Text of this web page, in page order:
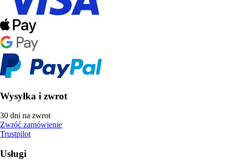
Wysyłka i zwrot
30 dni na zwrot
Zwróć zamówienie
Trustpilot
Usługi